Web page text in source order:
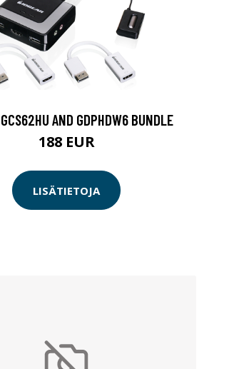
AND GDPHDW6 BUNDLE
188 EUR
LISÄTIETOJA